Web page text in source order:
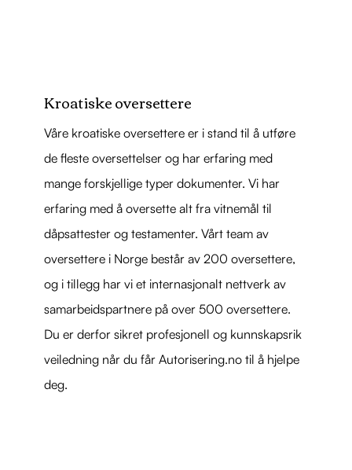
Kroatiske oversettere
Våre kroatiske oversettere er i stand til å utføre
de fleste oversettelser og har erfaring med
mange forskjellige typer dokumenter. Vi har
erfaring med å oversette alt fra vitnemål til
dåpsattester og testamenter. Vårt team av
oversettere i Norge består av 200 oversettere,
og i tillegg har vi et internasjonalt nettverk av
samarbeidspartnere på over 500 oversettere.
Du er derfor sikret profesjonell og kunnskapsrik
veiledning når du får Autorisering.no til å hjelpe
deg.